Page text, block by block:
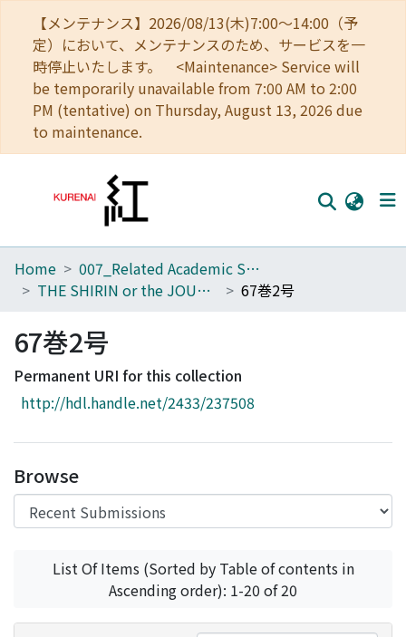
【メンテナンス】2026/08/13(木)7:00～14:00（予
定）において、メンテナンスのため、サービスを一
時停止いたします。 <Maintenance> Service will
be temporarily unavailable from 7:00 AM to 2:00
PM (tentative) on Thursday, August 13, 2026 due
to maintenance.
Home
Browse
Download Ranking
Access Statistics
Home
007_Related Academic Societies
THE SHIRIN or the JOURNAL OF HISTORY
67巻2号
67巻2号
Permanent URI for this collection
http://hdl.handle.net/2433/237508
Browse
List Of Items (Sorted by Table of contents in
Ascending order): 1-20 of 20